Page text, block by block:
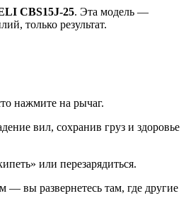
CBS15J-25. Эта модель —
только результат.
нажмите на рычаг.
вил, сохранив груз и здоровье
или перезарядиться.
— вы развернетесь там, где другие